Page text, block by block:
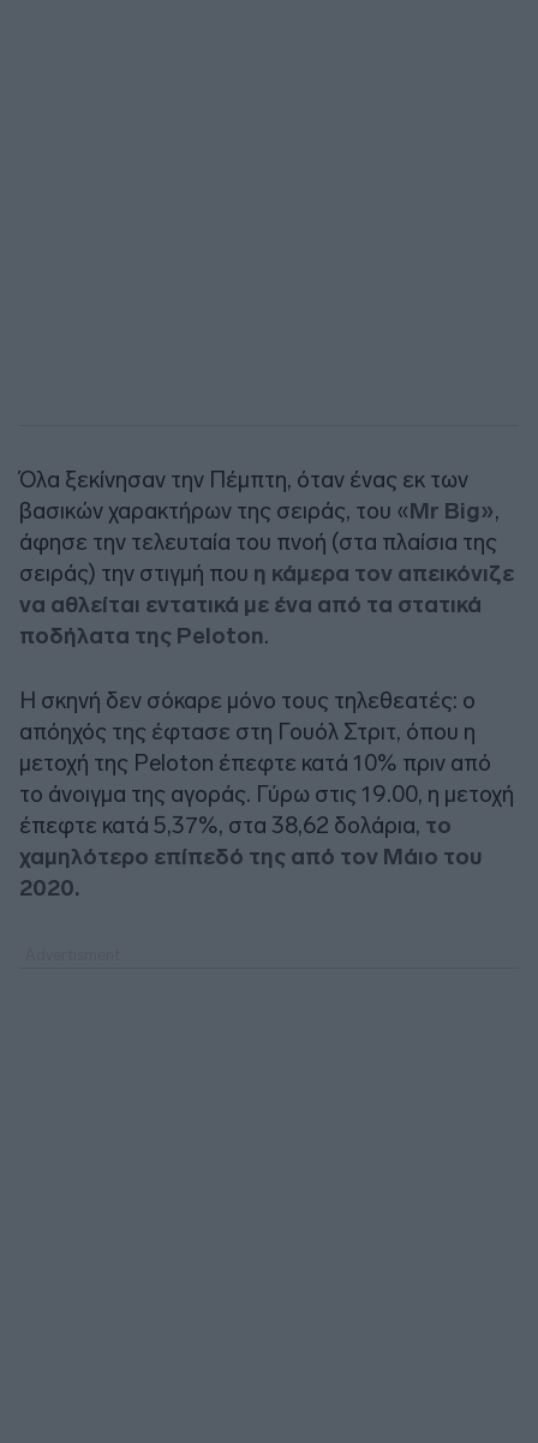
Όλα ξεκίνησαν την Πέμπτη, όταν ένας εκ των
βασικών χαρακτήρων της σειράς, του «Mr Big»,
άφησε την τελευταία του πνοή (στα πλαίσια της
σειράς) την στιγμή που η κάμερα τον απεικόνιζε
να αθλείται εντατικά με ένα από τα στατικά
ποδήλατα της Peloton.
Η σκηνή δεν σόκαρε μόνο τους τηλεθεατές: ο
απόηχός της έφτασε στη Γουόλ Στριτ, όπου η
μετοχή της Peloton έπεφτε κατά 10% πριν από
το άνοιγμα της αγοράς. Γύρω στις 19.00, η μετοχή
έπεφτε κατά 5,37%, στα 38,62 δολάρια, το
χαμηλότερο επίπεδό της από τον Μάιο του
2020.